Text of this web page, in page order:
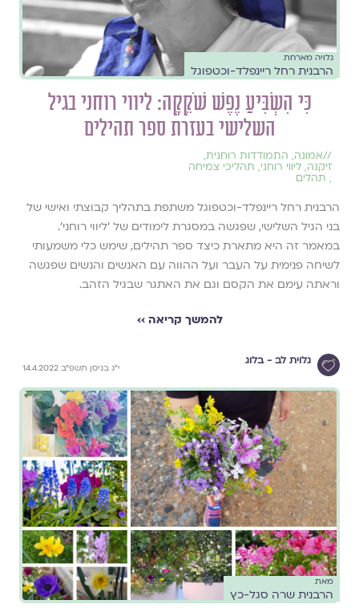
גלויה מארחת
הרבנית רחל ריינפלד-וכטפוגל
כִּי הִשְׂבִּיעַ נֶפֶשׁ שֹׁקֵקָה: ליווי רוחני בגיל
השלישי בעזרת ספר תהילים
//אמונה, התמודדות רוחנית,
זיקנה, ליווי רוחני, תהליכי צמיחה
, תהלים
הרבנית רחל ריינפלד-וכטפוגל משתפת בתהליך קבוצתי ואישי של
בני הגיל השלישי, שפגשה במסגרת לימודים של ׳ליווי רוחני׳.
במאמר זה היא מתארת כיצד ספר תהילים, שימש כלי משמעותי
לשיחה פנימית על העבר ועל ההווה עם האנשים והנשים שפגשה
וראתה עימם את הקסם וגם את האתגר שבגיל הזהב.
להמשך קריאה ››
גלוית לב - בלוג
י״ג בניסן תשפ״ב 14.4.2022
מאת
הרבנית שרה סגל-כץ